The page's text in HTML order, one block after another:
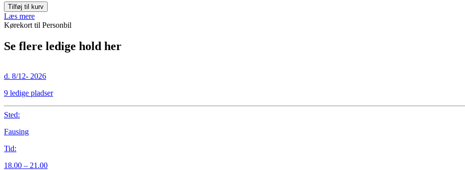
18/2-
2025
antal
Tilføj til kurv
Læs mere
Kørekort til Personbil
Se flere ledige hold her
d. 8/12- 2026
9 ledige pladser
Sted:
Fausing
Tid:
18.00 – 21.00